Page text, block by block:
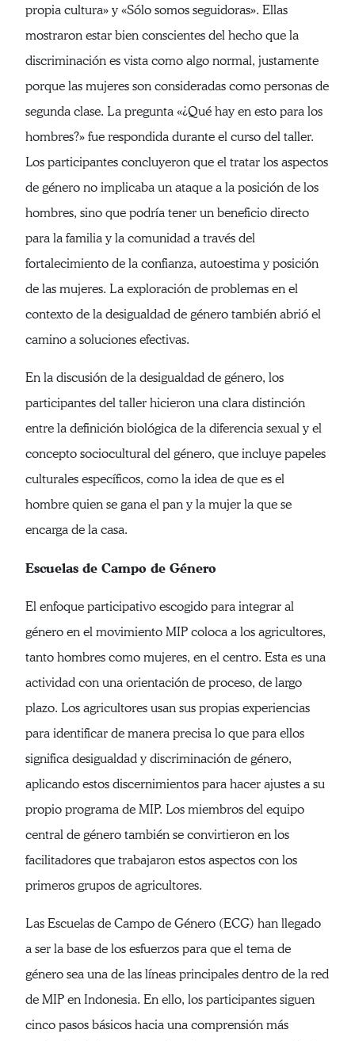
propia cultura» y «Sólo somos seguidoras». Ellas
mostraron estar bien conscientes del hecho que la
discriminación es vista como algo normal, justamente
porque las mujeres son consideradas como personas de
segunda clase. La pregunta «¿Qué hay en esto para los
hombres?» fue respondida durante el curso del taller.
Los participantes concluyeron que el tratar los aspectos
de género no implicaba un ataque a la posición de los
hombres, sino que podría tener un beneficio directo
para la familia y la comunidad a través del
fortalecimiento de la confianza, autoestima y posición
de las mujeres. La exploración de problemas en el
contexto de la desigualdad de género también abrió el
camino a soluciones efectivas.
En la discusión de la desigualdad de género, los
participantes del taller hicieron una clara distinción
entre la definición biológica de la diferencia sexual y el
concepto sociocultural del género, que incluye papeles
culturales específicos, como la idea de que es el
hombre quien se gana el pan y la mujer la que se
encarga de la casa.
Escuelas de Campo de Género
El enfoque participativo escogido para integrar al
género en el movimiento MIP coloca a los agricultores,
tanto hombres como mujeres, en el centro. Esta es una
actividad con una orientación de proceso, de largo
plazo. Los agricultores usan sus propias experiencias
para identificar de manera precisa lo que para ellos
significa desigualdad y discriminación de género,
aplicando estos discernimientos para hacer ajustes a su
propio programa de MIP. Los miembros del equipo
central de género también se convirtieron en los
facilitadores que trabajaron estos aspectos con los
primeros grupos de agricultores.
Las Escuelas de Campo de Género (ECG) han llegado
a ser la base de los esfuerzos para que el tema de
género sea una de las líneas principales dentro de la red
de MIP en Indonesia. En ello, los participantes siguen
cinco pasos básicos hacia una comprensión más